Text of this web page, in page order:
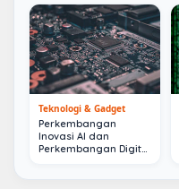
Teknologi & Gadget
Perkembangan
Inovasi AI dan
Perkembangan Digital